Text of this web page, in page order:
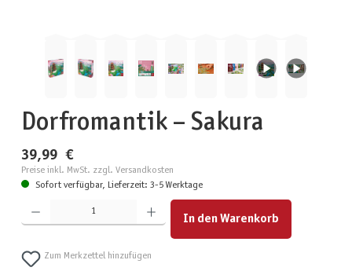
Dorfromantik – Sakura
39,99 €
Preise inkl. MwSt. zzgl. Versandkosten
Sofort verfügbar, Lieferzeit: 3-5 Werktage
Produkt Anzahl: Gib den gewünschten Wert ein oder benutze die Schaltflächen um die Anzahl zu
In den Warenkorb
Zum Merkzettel hinzufügen